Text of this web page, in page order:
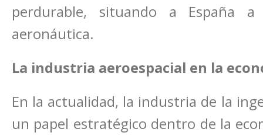
perdurable, situando a España
aeronáutica.
La industria aeroespacial en la
En la actualidad, la industria de la
un papel estratégico dentro de la